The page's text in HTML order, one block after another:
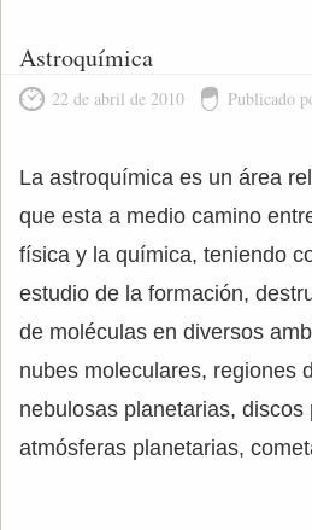
Astroquímica
22 de abril de 2010 Publicado
La astroquímica es un área
que esta a medio camino
física y la química, teniendo
estudio de la formación,
de moléculas en diversos
nubes moleculares, regiones
nebulosas planetarias, discos
atmósferas planetarias,